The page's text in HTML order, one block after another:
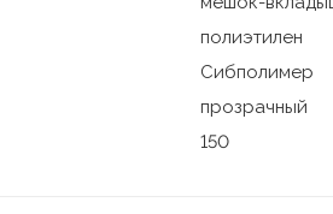
полиэтилен
Сибполимер
прозрачный
150